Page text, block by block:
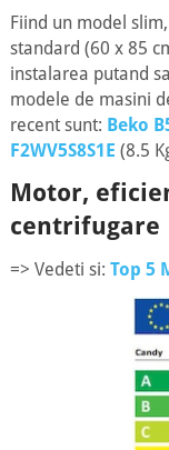
Fiind un model
standard (60 x 85
instalarea putand
modele de masini
recent sunt: Beko
F2WV5S8S1E (8.5
Motor,
centrifugare
=> Vedeti si: Top 5